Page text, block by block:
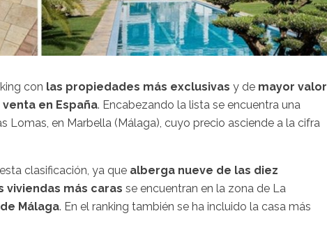
con las propiedades más exclusivas y de mayor valor
venta en España. Encabezando la lista se encuentra una
Lomas, en Marbella (Málaga), cuyo precio asciende a la cifra
clasificación, ya que alberga nueve de las diez
viviendas más caras se encuentran en la zona de La
Málaga. En el ranking también se ha incluido la casa más